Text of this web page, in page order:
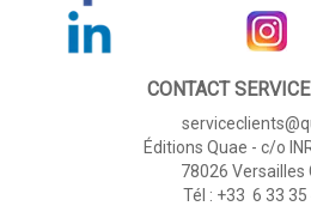
CONTACT
Éditions Quae - c/o
78026 Versailles
Tél : +33 6 33 35